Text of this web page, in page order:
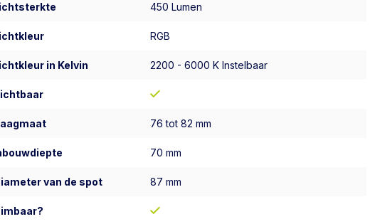
450 Lumen
RGB
in Kelvin 2200 - 6000 K Instelbaar
76 tot 82 mm
70 mm
van de spot 87 mm